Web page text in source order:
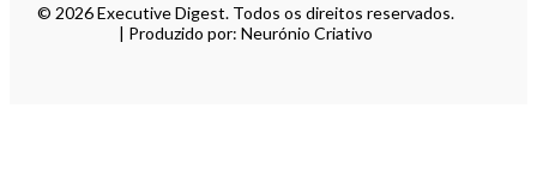
© 2026 Executive Digest. Todos os direitos reservados.
| Produzido por: Neurónio Criativo